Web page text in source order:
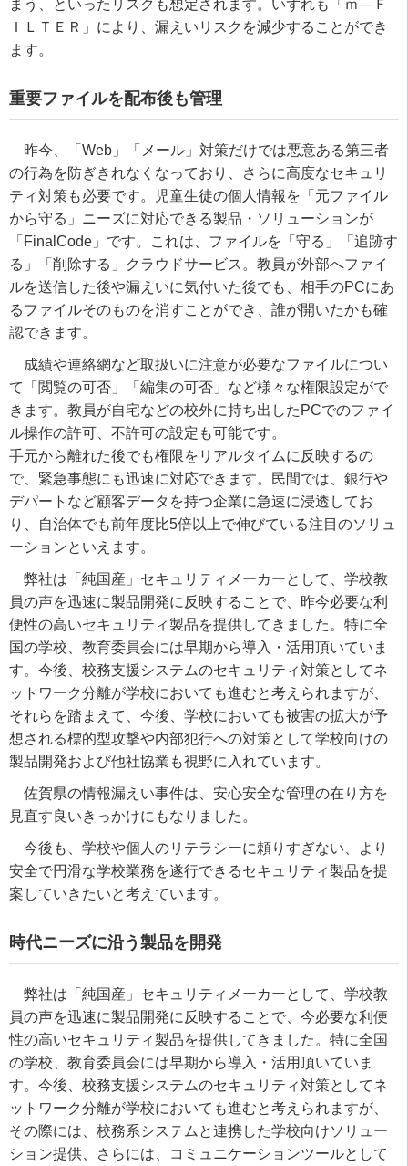
まう、といったリスクも想定されます。いずれも「ｍ―Ｆ
ＩＬＴＥＲ」により、漏えいリスクを減少することができ
ます。
重要ファイルを配布後も管理
昨今、「Web」「メール」対策だけでは悪意ある第三者
の行為を防ぎきれなくなっており、さらに高度なセキュリ
ティ対策も必要です。児童生徒の個人情報を「元ファイル
から守る」ニーズに対応できる製品・ソリューションが
「FinalCode」です。これは、ファイルを「守る」「追跡す
る」「削除する」クラウドサービス。教員が外部へファイ
ルを送信した後や漏えいに気付いた後でも、相手のPCにあ
るファイルそのものを消すことができ、誰が開いたかも確
認できます。
成績や連絡網など取扱いに注意が必要なファイルについ
て「閲覧の可否」「編集の可否」など様々な権限設定がで
きます。教員が自宅などの校外に持ち出したPCでのファイ
ル操作の許可、不許可の設定も可能です。
手元から離れた後でも権限をリアルタイムに反映するの
で、緊急事態にも迅速に対応できます。民間では、銀行や
デパートなど顧客データを持つ企業に急速に浸透してお
り、自治体でも前年度比5倍以上で伸びている注目のソリュ
ーションといえます。
弊社は「純国産」セキュリティメーカーとして、学校教
員の声を迅速に製品開発に反映することで、昨今必要な利
便性の高いセキュリティ製品を提供してきました。特に全
国の学校、教育委員会には早期から導入・活用頂いていま
す。今後、校務支援システムのセキュリティ対策としてネ
ットワーク分離が学校においても進むと考えられますが、
それらを踏まえて、今後、学校においても被害の拡大が予
想される標的型攻撃や内部犯行への対策として学校向けの
製品開発および他社協業も視野に入れています。
佐賀県の情報漏えい事件は、安心安全な管理の在り方を
見直す良いきっかけにもなりました。
今後も、学校や個人のリテラシーに頼りすぎない、より
安全で円滑な学校業務を遂行できるセキュリティ製品を提
案していきたいと考えています。
時代ニーズに沿う製品を開発
弊社は「純国産」セキュリティメーカーとして、学校教
員の声を迅速に製品開発に反映することで、今必要な利便
性の高いセキュリティ製品を提供してきました。特に全国
の学校、教育委員会には早期から導入・活用頂いていま
す。今後、校務支援システムのセキュリティ対策としてネ
ットワーク分離が学校においても進むと考えられますが、
その際には、校務系システムと連携した学校向けソリュー
ション提供、さらには、コミュニケーションツールとして